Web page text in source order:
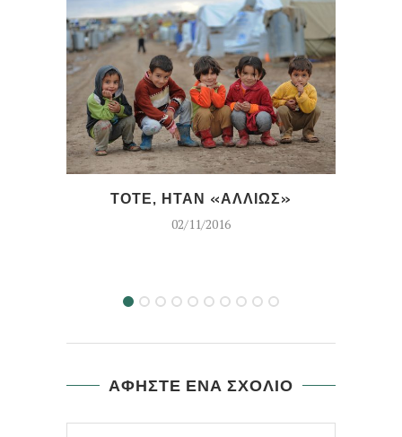
ΤΟΤΕ, ΗΤΑΝ «ΑΛΛΙΩΣ»
02/11/2016
ΑΦΗΣΤΕ ΕΝΑ ΣΧΟΛΙΟ